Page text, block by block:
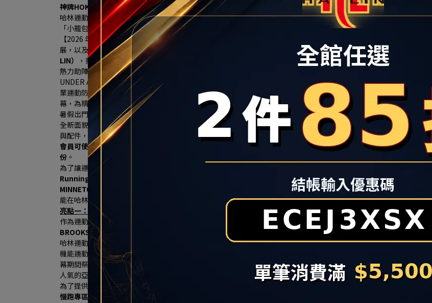
神牌HOKA、UA、MIZUNO 首發登場
哈林運動獨家總代理傳奇潮鞋 MINNETONKA
「小籠包、珍珠奶茶」聯名神鞋限量開搶、再送限定配色鞋帶
【2026 年7月16日，台北訊】大台北南區的慢跑愛好者、運動穿搭客與家庭消費者注意！看好新北樹林生活圈持續發
展，以及居住人口穩定成長帶動的消費需求，秀泰生活樹林店攜手台灣運動用品零售通路領導品牌 「哈林運動」（HA
LIN）
，打造3F近300坪商場改裝櫃位7/18日華麗登場，並將於當日邀請「福爾摩沙夢想家啦啦隊 (Formosa Sexy)」
熱力助陣 ，哈林運動的全新雙店格概念旗艦店（HA LIN Running ＆ HA LIN Sports)
UNDER ARMOUR、MIZUNO、慢跑神牌 HOKA首度進駐，並祭出HOKA限量商品開幕特別優惠，填補了大台北南區專
業運動防護的市場空白，並攜手Nike、New Balance、SKECHERS、PUMA、PALLADIUM等品牌推出多重優惠歡慶開
幕，為精打細算的消費者現省上千元，可望掀起大台北南區新一波的搶購熱潮。
暑假出門走走，從專業跑鞋、休閒鞋包到輕便穿搭，是不少人安排夏日行程前的採買重點。秀泰生活樹林店3樓亦將以
全新面貌亮相，並自7/2（四）至8/26（三）集結9大品牌推出「My Show Time運動風格提案」，精選各式鞋款、包款
與配件，於1樓規劃主打商品展示區，讓消費者從逛街動線中快速掌握夏季運動風格靈感。活動期間，秀泰生活樹林店
會員可使用20點兌換200元3樓品牌購物金；於三樓品牌單筆累計消費滿3,800 元，即可獲得限量熊抱哥陶瓷吸水墊乙
份 。
為了讓運動迷們擁有前所未有的頂級購物體驗，健信集團旗下關係企業—哈林運動宣佈兩間大型門市「
Running
紅遍日本、美國的避震神鞋品牌HOKA、台灣獨家總代理
MINNETONKA鞋款與亞洲慢跑工藝之王Asics
等多元運動品牌新款鞋品齊發，無論是搶進潮流前線或是拍照打卡，都
能在哈林運動獲得滿足感，以下分享門市三大亮點，一起來搶先看!
亮點一：HA LIN Running集結機能三巨頭 HOKA限量夢幻折扣 跑步機「先跑再買」體驗
作為運動用品通路領導品牌，哈林運動看到南台北地區消費者對專業慢跑鞋的需求，
協同慢跑王者HOKA、Asics與
BROOKS三大品牌，於HA LIN Running 慢跑專業門市，打造南台北最硬核的跑者基地。
哈林運動表示，此次於HA LIN Running專區中，慢跑界當紅避震神鞋HOKA確認坐鎮機能專區，是目前成長最快的高
機能運動鞋款，致力於開發適應高難度地形與賽事的超跑鞋，為讓樹林地區的消費者也能搶進潮流最前線，在改裝慶開
幕期間祭出限量夢幻折扣，門市並引進了亞洲慢跑工藝之王Asics與百年跑鞋BROOKS的強大矩陣, 其中Asics 擁有超高
人氣的亞瑟膠避震科技與專屬高質感跑鞋牆，完美貼合亞洲人足底。
為了提供最專業的購鞋體驗，
哈林運動特別與全球健身器材領導品牌「岱宇(Dyaco)」跨界合作，在HA LIN Running
慢跑專區獨家打造「專業跑步機實境動態體驗區」，引進名列美國第一大健身品牌「SOLE」電動跑步機，內含觸控式